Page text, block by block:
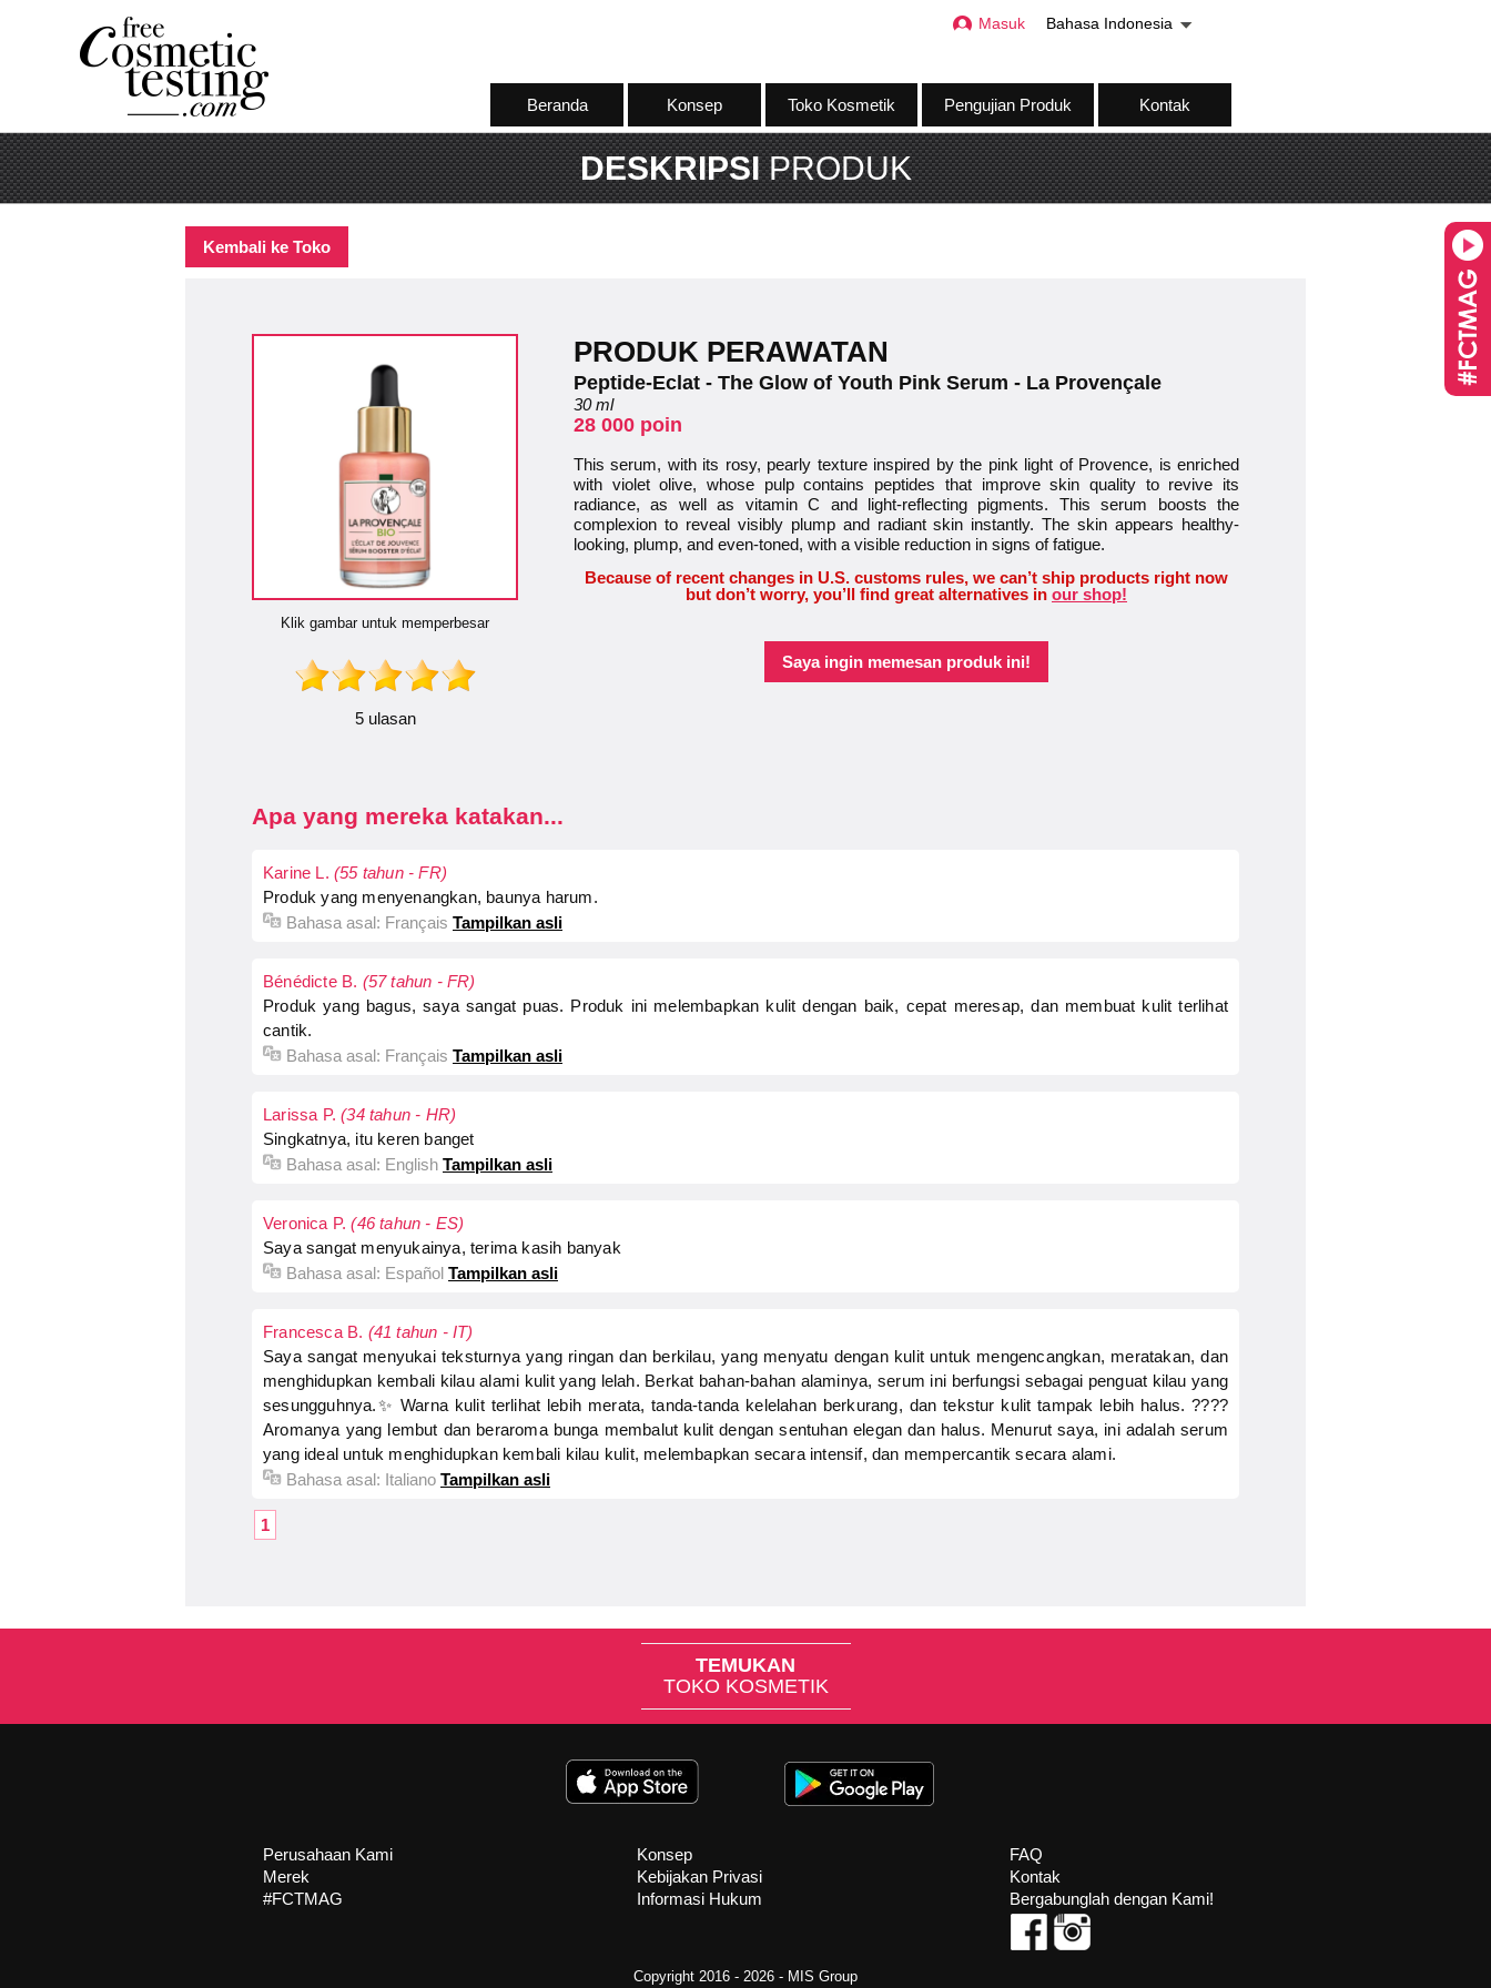
Beranda Konsep Toko Kosmetik Pengujian Produk Kontak
Masuk Bahasa Indonesia
DESKRIPSIPRODUK
Kembali ke Toko
Klik gambar untuk memperbesar
5 ulasan
PRODUK PERAWATAN
Peptide-Eclat - The Glow of Youth Pink Serum - La Provençale
30 ml
28 000 poin
This serum, with its rosy, pearly texture inspired by the pink light of Provence, is enriched
with violet olive, whose pulp contains peptides that improve skin quality to revive its
radiance, as well as vitamin C and light-reflecting pigments. This serum boosts the
complexion to reveal visibly plump and radiant skin instantly. The skin appears healthy-
looking, plump, and even-toned, with a visible reduction in signs of fatigue.
Because of recent changes in U.S. customs rules, we can’t ship products right now
but don’t worry, you’ll find great alternatives in our shop!
Saya ingin memesan produk ini!
Apa yang mereka katakan...
Karine L. (55 tahun - FR)
Produk yang menyenangkan, baunya harum.
Bahasa asal: Français Tampilkan asli
Bénédicte B. (57 tahun - FR)
Produk yang bagus, saya sangat puas. Produk ini melembapkan kulit dengan baik, cepat meresap, dan membuat kulit terlihat
cantik.
Bahasa asal: Français Tampilkan asli
Larissa P.(34 tahun - HR)
Singkatnya, itu keren banget
Bahasa asal: English Tampilkan asli
Veronica P.(46 tahun - ES)
Saya sangat menyukainya, terima kasih banyak
Bahasa asal: Español Tampilkan asli
Francesca B. (41 tahun - IT)
Saya sangat menyukai teksturnya yang ringan dan berkilau, yang menyatu dengan kulit untuk mengencangkan, meratakan, dan
menghidupkan kembali kilau alami kulit yang lelah. Berkat bahan-bahan alaminya, serum ini berfungsi sebagai penguat kilau yang
sesungguhnya.✨ Warna kulit terlihat lebih merata, tanda-tanda kelelahan berkurang, dan tekstur kulit tampak lebih halus. ????
Aromanya yang lembut dan beraroma bunga membalut kulit dengan sentuhan elegan dan halus. Menurut saya, ini adalah serum
yang ideal untuk menghidupkan kembali kilau kulit, melembapkan secara intensif, dan mempercantik secara alami.
Bahasa asal: Italiano Tampilkan asli
1
TEMUKAN
TOKO KOSMETIK
Perusahaan Kami
Merek
#FCTMAG
Konsep
Kebijakan Privasi
Informasi Hukum
FAQ
Kontak
Bergabunglah dengan Kami!
Copyright 2016 - 2026 - MIS Group